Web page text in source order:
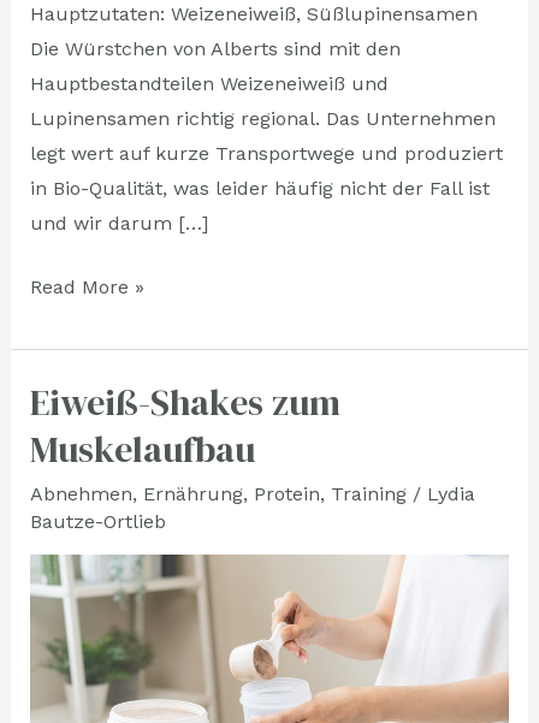
Hauptzutaten: Weizeneiweiß, Süßlupinensamen
Die Würstchen von Alberts sind mit den
Hauptbestandteilen Weizeneiweiß und
Lupinensamen richtig regional. Das Unternehmen
legt wert auf kurze Transportwege und produziert
in Bio-Qualität, was leider häufig nicht der Fall ist
und wir darum […]
Read More »
Eiweiß-Shakes zum
Muskelaufbau
Abnehmen, Ernährung, Protein, Training/ Lydia
Bautze-Ortlieb
Eiweiß-
zum
Muskelaufbau